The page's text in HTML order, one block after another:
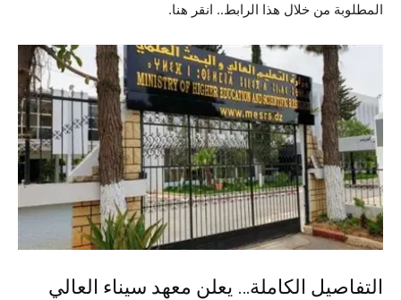
المطلوبة من خلال هذا الرابط.. انقر هنا.
التفاصيل الكاملة… يعلن معهد سيناء العالي